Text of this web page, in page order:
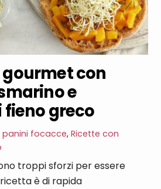
con
e
greco
panini focacce,Ricette con
troppi sforzi per essere
è di rapida